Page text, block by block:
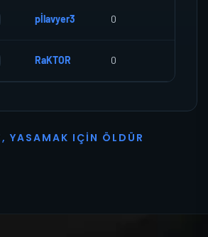
pİlavyer3 0
RaKTOR 0
, YASAMAK I ÇI N Ö L D Ü R